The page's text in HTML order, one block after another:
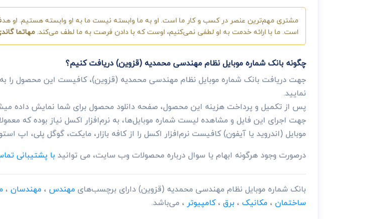
مشتری مهم‌ترین عنصر در کسب و کار ما است. او به ما وابسته نیست ما به او وابسته هستیم. او
است. ما با ارائه خدمت به او لطفی نمی‌کنیم، اوست که با دادن فرصت به ما لطف می‌کند.مهاتما
چگونه بانک شماره موبایل نظام مهندسی محمدیه (قزوین) دریافت کنیم؟
جهت دریافت بانک شماره موبایل نظام مهندسی محمدیه (قزوین)، کافیست این محصول
نمایید.
پس از تکمیل و پرداخت هزینه این محصول، صفحه دانلود محصول برای شما نمایش داده
جهت اجرای این فایل و مشاهده لیست شماره موبایل‌ها، به نرم‌افزار اکسل نیاز بوده که
موبایل (اندروید یا آیفون) کافیست نرم‌افزار اکسل را از کافه بازار، مایکت، گوگل پلی، اپ
درصورت وجود هرگونه ابهام یا سوال درباره محصولات وب سایت، می توانید با پشتیبانی
بانک شماره موبایل نظام مهندسی محمدیه (قزوین) دارای برچسب‌های مهندس ، مهندسان ،
ساختمان ، مکانیک ، برق ،کامپیوتر ، می‌باشد.